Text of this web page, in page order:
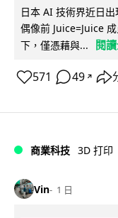
日本 AI 技術界近日
偶像前 Juice=Juice
下，僅憑藉與...
閱
571 49 ↗
商業科技 3D 打印
Vin 1 日